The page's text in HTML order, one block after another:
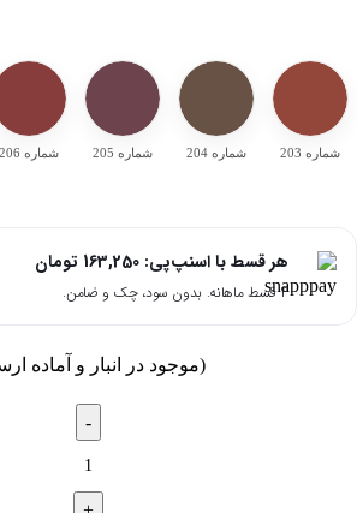
شماره 203 شماره 204 شماره 205 شماره 206
هر قسط با اسنپ‌پی: 163,250 تومان
۴ قسط ماهانه. بدون سود، چک و ضامن.
(موجود در انبار و آماده